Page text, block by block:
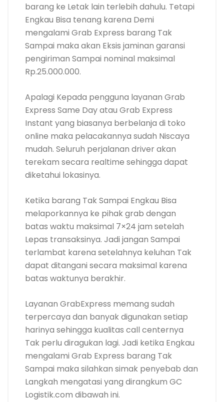
barang ke Letak lain terlebih dahulu. Tetapi
Engkau Bisa tenang karena Demi
mengalami Grab Express barang Tak
Sampai maka akan Eksis jaminan garansi
pengiriman Sampai nominal maksimal
Rp.25.000.000.
Apalagi Kepada pengguna layanan Grab
Express Same Day atau Grab Express
Instant yang biasanya berbelanja di toko
online maka pelacakannya sudah Niscaya
mudah. Seluruh perjalanan driver akan
terekam secara realtime sehingga dapat
diketahui lokasinya.
Ketika barang Tak Sampai Engkau Bisa
melaporkannya ke pihak grab dengan
batas waktu maksimal 7×24 jam setelah
Lepas transaksinya. Jadi jangan Sampai
terlambat karena setelahnya keluhan Tak
dapat ditangani secara maksimal karena
batas waktunya berakhir.
Layanan GrabExpress memang sudah
terpercaya dan banyak digunakan setiap
harinya sehingga kualitas call centernya
Tak perlu diragukan lagi. Jadi ketika Engkau
mengalami Grab Express barang Tak
Sampai maka silahkan simak penyebab dan
Langkah mengatasi yang dirangkum GC
Logistik.com dibawah ini.